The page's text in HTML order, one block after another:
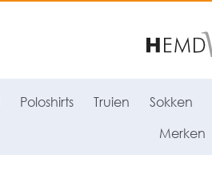
Poloshirts Truien Sokken
Merken